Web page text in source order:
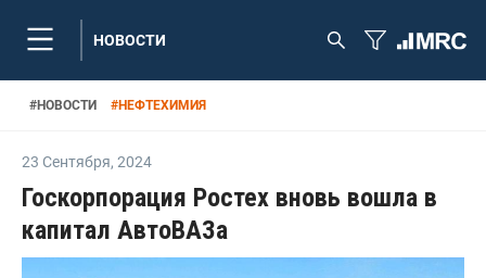
НОВОСТИ
#НОВОСТИ #НЕФТЕХИМИЯ
23 Сентября, 2024
Госкорпорация Ростех вновь вошла в
капитал АвтоВАЗа